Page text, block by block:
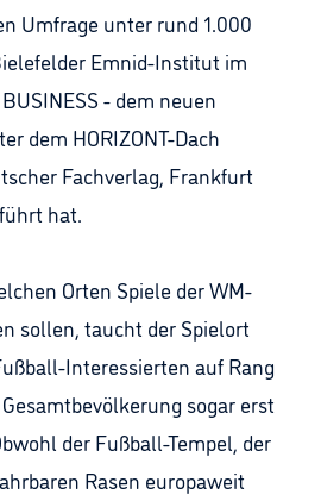
Umfrage unter rund 1.000
Emnid-Institut im
- dem neuen
dem HORIZONT-Dach
Fachverlag, Frankfurt
hat.
Orten Spiele der WM-
sollen, taucht der Spielort
Interessierten auf Rang
sogar erst
der Fußball-Tempel, der
Rasen europaweit